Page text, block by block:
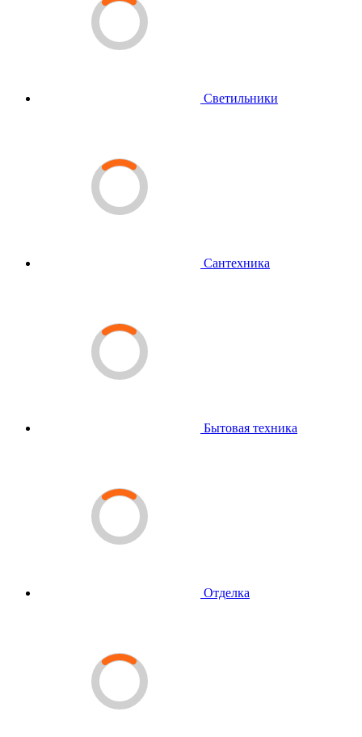
Светильники
Сантехника
Бытовая техника
Отделка